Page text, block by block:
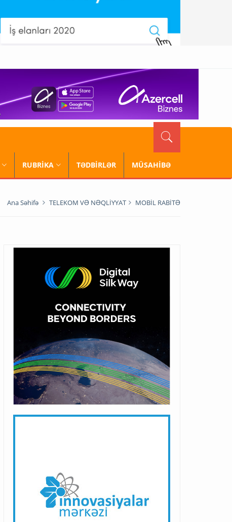
RUBRİKA TƏDBİRLƏR MÜSAHİBƏ
Ana Səhifə TELEKOM VƏ NƏQLİYYAT MOBİL RABİTƏ